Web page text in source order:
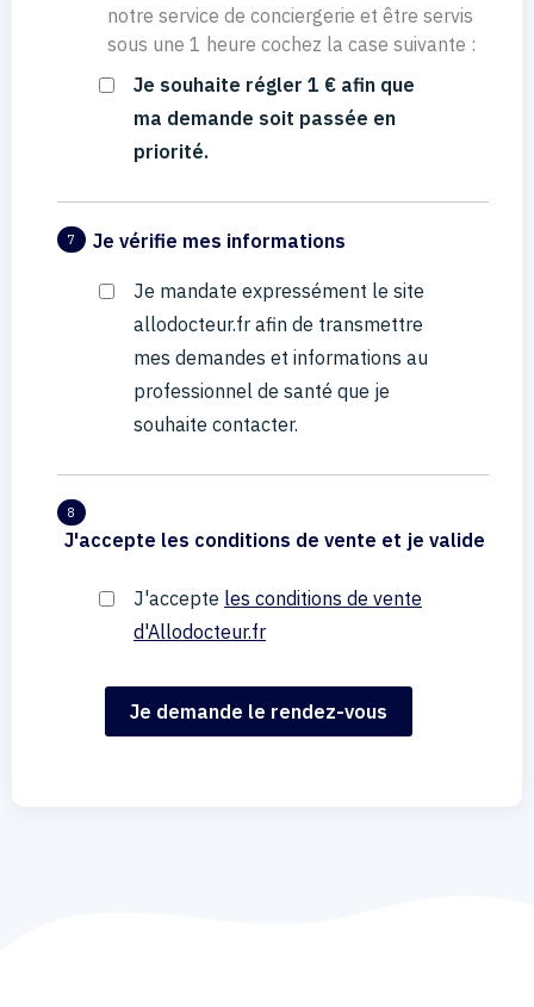
notre service de conciergerie et être servis
sous une 1 heure cochez la case suivante :
Je souhaite régler 1 € afin que
ma demande soit passée en
priorité.
7 Je vérifie mes informations
Je mandate expressément le site
allodocteur.fr afin de transmettre
mes demandes et informations au
professionnel de santé que je
souhaite contacter.
8
J'accepte les conditions de vente et je valide
J'accepte les conditions de vente
d'Allodocteur.fr